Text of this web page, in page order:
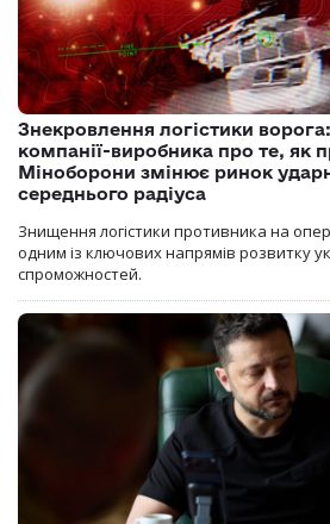
Знекровлення логістики
компанії-виробника про те, як
Міноборони змінює ринок
середнього радіуса
Знищення логістики противника на
одним із ключових напрямів розвитку
спроможностей.